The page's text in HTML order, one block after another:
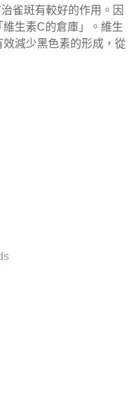
雀斑有較好的作用。因
生素C的倉庫」。維生
減少黑色素的形成，從